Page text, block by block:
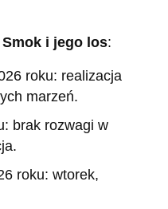
i jego los:
roku: realizacja
marzeń.
brak rozwagi w
roku: wtorek,